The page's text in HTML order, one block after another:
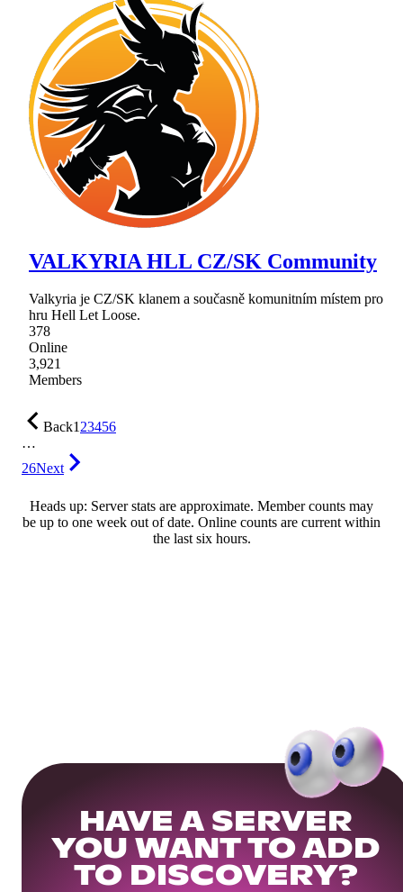
VALKYRIA HLL CZ/SK Community
Valkyria je CZ/SK klanem a současně komunitním místem pro
hru Hell Let Loose.
378
Online
3,921
Members
Back123456
…
26Next
Heads up: Server stats are approximate. Member counts may
be up to one week out of date. Online counts are current within
the last six hours.
HAVE A SERVER
YOU WANT TO ADD
TO DISCOVERY?